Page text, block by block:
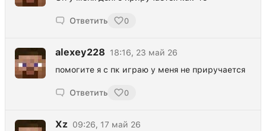
Ответить 0
alexеy228
18:16, 23 май 26
помогите я с пк играю у меня не приручается
Ответить 0
Xz 09:26, 17 май 26